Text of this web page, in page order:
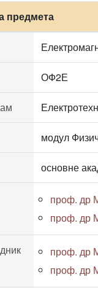
предмета
ОФ2Е
модул
основне
проф. др
проф. др
проф. др
проф. др